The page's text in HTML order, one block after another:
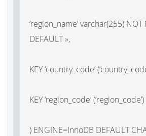
‘region_name’ varchar(255) NOT
DEFAULT »,
KEY ‘country_code’
KEY ‘region_code’ (‘region_code’)
) ENGINE=InnoDB DEFAULT